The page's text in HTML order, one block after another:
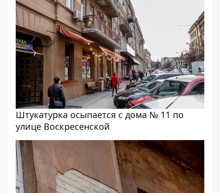
Штукатурка осыпается с дома № 11 по
улице Воскресенской